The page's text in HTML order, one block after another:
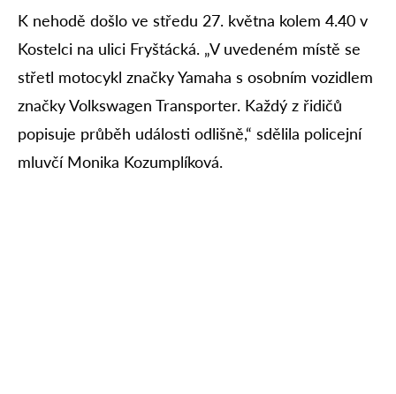
K nehodě došlo ve středu 27. května kolem 4.40 v
Kostelci na ulici Fryštácká. „V uvedeném místě se
střetl motocykl značky Yamaha s osobním vozidlem
značky Volkswagen Transporter. Každý z řidičů
popisuje průběh události odlišně,“ sdělila policejní
mluvčí Monika Kozumplíková.